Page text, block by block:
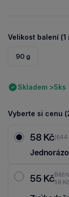
Velikost balení (1
90 g
Skladem >5ks
Vyberte si cenu
58 Kč(644
55 Kč58 Kč